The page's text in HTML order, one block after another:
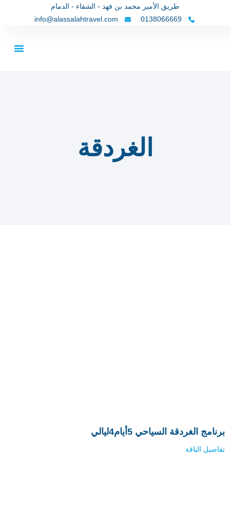
طريق الأمير محمد بن فهد - الشفاء - الدمام
0138066669
info@alassalahtravel.com
الغردقة
برنامج الغردقة السياحي 5أيام4ليالي
تفاصيل الباقة